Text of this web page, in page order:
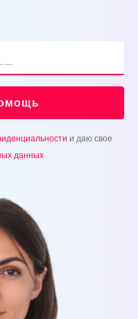
и даю свое
данных